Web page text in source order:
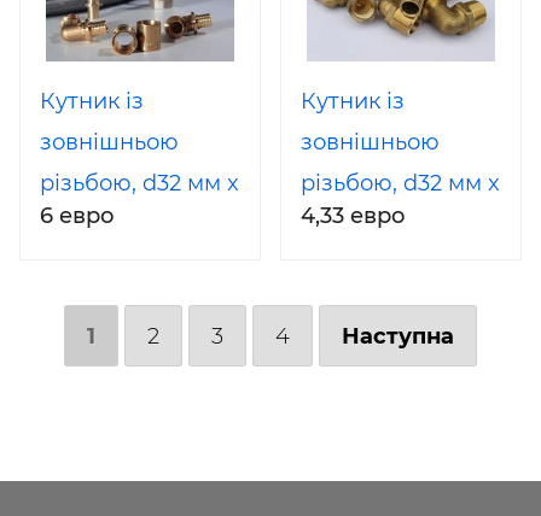
Кутник із
зовнішньою
різьбою, d32 мм x
G ¾`
6 евро
Кутник із
зовнішньою
різьбою, d32 мм x
G 1`
4,33 евро
1 2 3 4 Наступна